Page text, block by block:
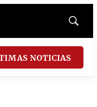
Mostrar
NOTICIAS